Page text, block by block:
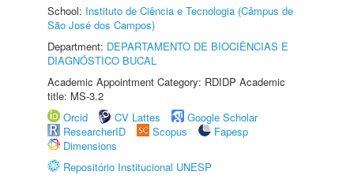
School: Instituto de Ciência e Tecnologia (Câmpus de
São José dos Campos)
Department: DEPARTAMENTO DE BIOCIÊNCIAS E
DIAGNÓSTICO BUCAL
Academic Appointment Category: RDIDP Academic
title: MS-3.2
Orcid
CV Lattes
Google Scholar
ResearcherID
Scopus
Fapesp
Dimensions
Repositório Institucional UNESP